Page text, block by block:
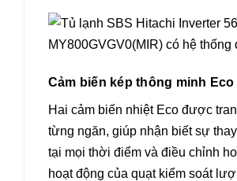
Cảm biến kép thông minh
Hai cảm biến nhiệt Eco được
từng ngăn, giúp nhận biết sự
tại mọi thời điểm và điều chỉnh
hoạt động của quạt kiểm soát